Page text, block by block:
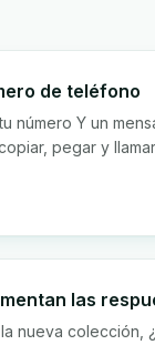
de teléfono
número Y un
pegar y
las
nueva colección,